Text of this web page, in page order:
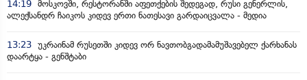
14:19 მოსკოვში, რესტორანში აფეთქების შედეგად, რუსი გენერლის,
ალექსანდრ ჩაიკოს კიდევ ერთი ნათესავი გარდაიცვალა - მედია
13:23 უკრაინამ რუსეთში კიდევ ორ ნავთობგადამამუშავებელ ქარხანას
დაარტყა - გენშტაბი